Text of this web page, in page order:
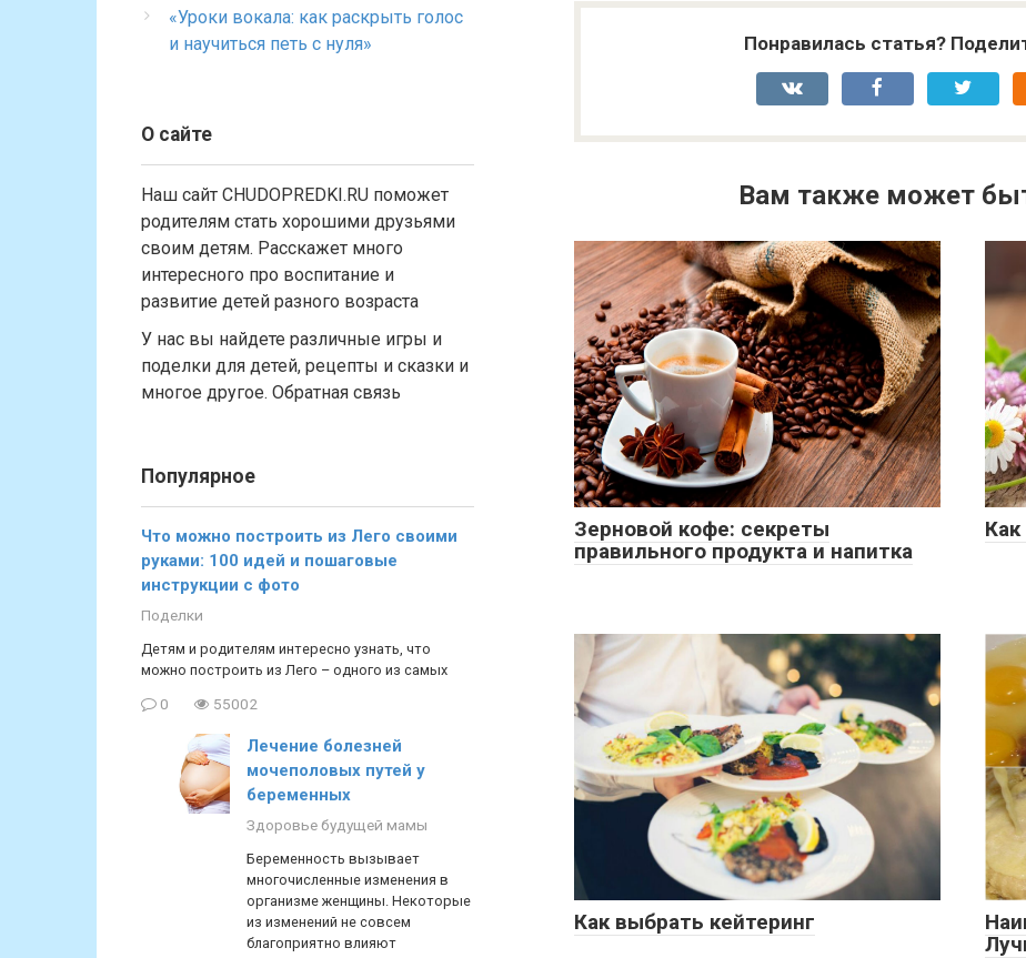
Понравилась статья?
Вам также может
Зерновой кофе: секреты
правильного продукта и напитка
Как выбрать кейтеринг
«Уроки вокала: как раскрыть голос
и научиться петь с нуля»
О сайте
Наш сайт CHUDOPREDKI.RU поможет
родителям стать хорошими друзьями
своим детям. Расскажет много
интересного про воспитание и
развитие детей разного возраста
У нас вы найдете различные игры и
поделки для детей, рецепты и сказки и
многое другое. Обратная связь
Популярное
Что можно построить из Лего своими
руками: 100 идей и пошаговые
инструкции с фото
Поделки
Детям и родителям интересно узнать, что
можно построить из Лего – одного из самых
0 55002
Лечение болезней
мочеполовых путей у
беременных
Здоровье будущей мамы
Беременность вызывает
многочисленные изменения в
организме женщины. Некоторые
из изменений не совсем
благоприятно влияют